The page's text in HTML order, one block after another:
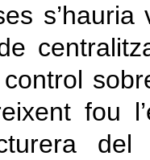
fou